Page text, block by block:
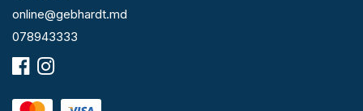
online@gebhardt.md
078943333